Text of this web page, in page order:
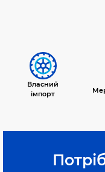
Власний
імпорт